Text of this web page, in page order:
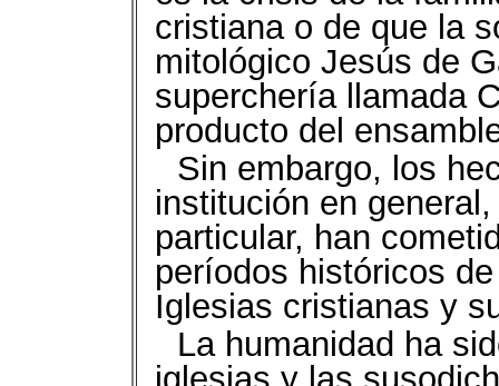
cristiana o de que la
mitológico Jesús de
superchería llamada
producto del
Sin embargo, los
institución en
particular, han
períodos históricos
Iglesias cristianas y
La humanidad ha